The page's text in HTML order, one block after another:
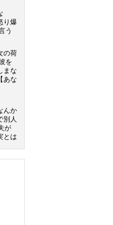
り爆
う
の荷
を
まな
あな
んか
別人
が
とは